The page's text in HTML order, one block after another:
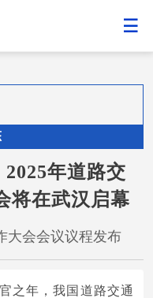
年道路交
将在武汉启幕
大会会议议程发布
之年，我国道路交通